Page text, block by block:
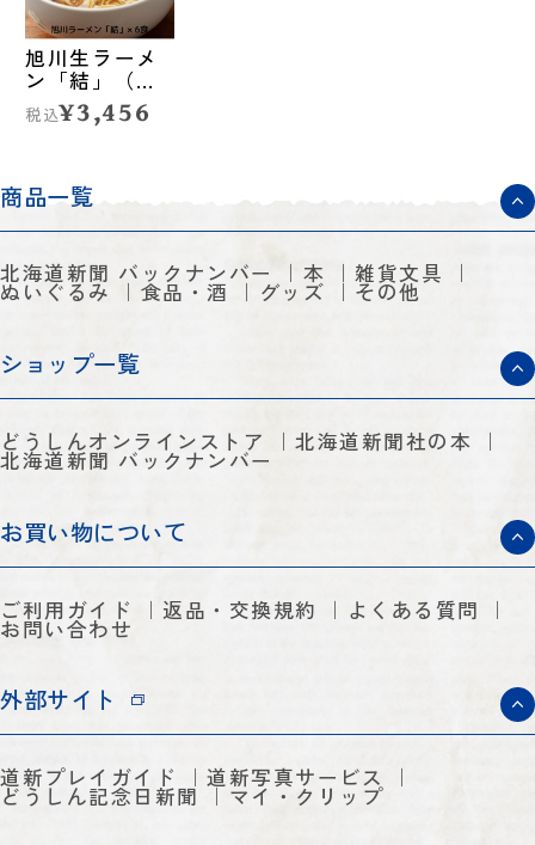
旭川生ラーメ
ン「結」（冷
凍麺・スープ
×6食入り）◆
税込¥3,456
商品一覧
北海道新聞 バックナンバー 本 雑貨文具
ぬいぐるみ 食品・酒 グッズ その他
ショップ一覧
どうしんオンラインストア 北海道新聞社の本
北海道新聞 バックナンバー
お買い物について
ご利用ガイド 返品・交換規約 よくある質問
お問い合わせ
外部サイト
道新プレイガイド 道新写真サービス
どうしん記念日新聞 マイ・クリップ